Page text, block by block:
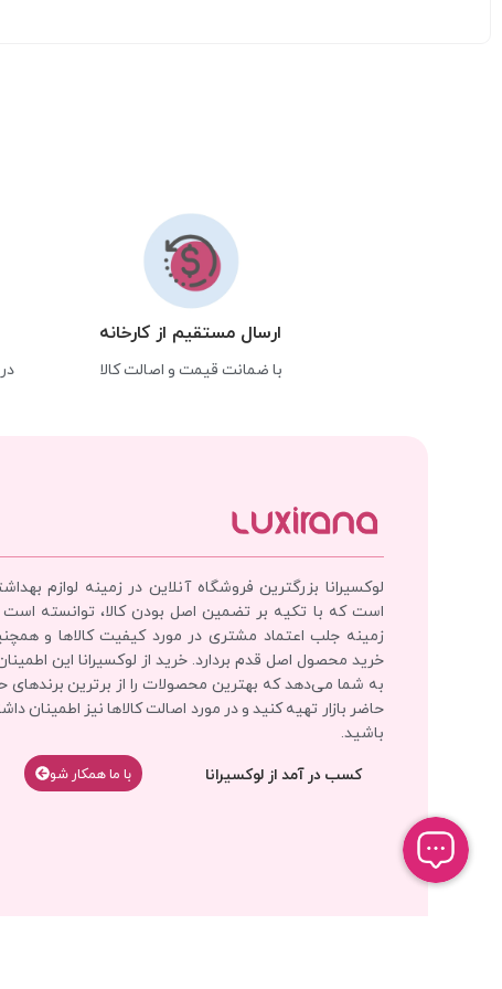
ارسال مستقیم از کارخانه
با ضمانت قیمت و اصالت کالا
لوکسیرانا بزرگترین فروشگاه آنلاین در زمینه لوازم
است که با تکیه بر تضمین اصل بودن کالا، توانسته است
زمینه جلب اعتماد مشتری در مورد کیفیت کالاها و
خرید محصول اصل قدم بردارد. خرید از لوکسیرانا این
به شما می‌دهد که بهترین محصولات را از برترین برندهای
حاضر بازار تهیه کنید و در مورد اصالت کالاها نیز اطمینان
باشید.
کسب در آمد از لوکسیرانا با‌‌ ما همکار شو